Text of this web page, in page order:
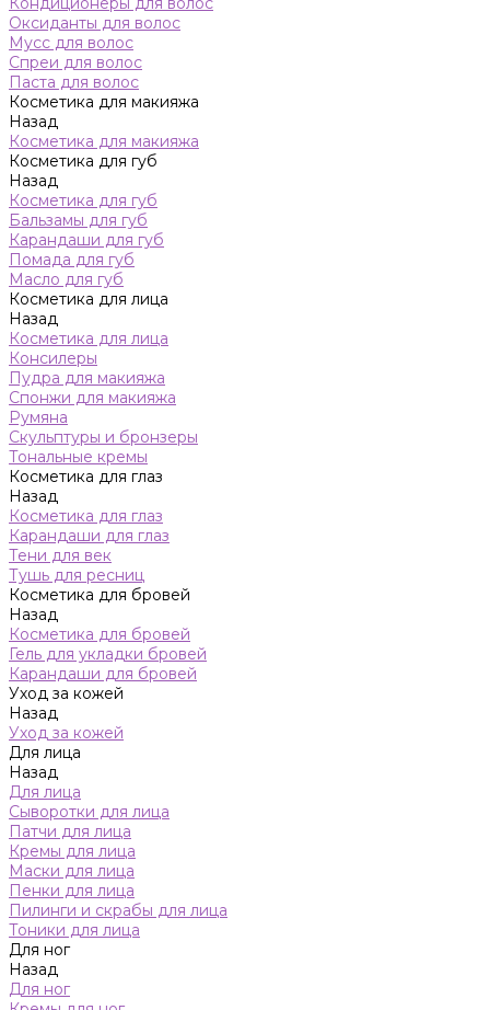
Оксиданты для волос
Мусс для волос
Спреи для волос
Паста для волос
Косметика для макияжа
Назад
Косметика для макияжа
Косметика для губ
Назад
Косметика для губ
Бальзамы для губ
Карандаши для губ
Помада для губ
Масло для губ
Косметика для лица
Назад
Косметика для лица
Консилеры
Пудра для макияжа
Спонжи для макияжа
Румяна
Скульптуры и бронзеры
Тональные кремы
Косметика для глаз
Назад
Косметика для глаз
Карандаши для глаз
Тени для век
Тушь для ресниц
Косметика для бровей
Назад
Косметика для бровей
Гель для укладки бровей
Карандаши для бровей
Уход за кожей
Назад
Уход за кожей
Для лица
Назад
Для лица
Сыворотки для лица
Патчи для лица
Кремы для лица
Маски для лица
Пенки для лица
Пилинги и скрабы для лица
Тоники для лица
Для ног
Назад
Для ног